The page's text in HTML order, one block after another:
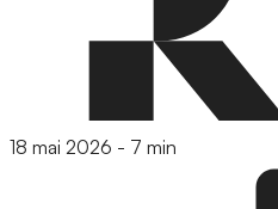
18 mai 2026 - 7 min